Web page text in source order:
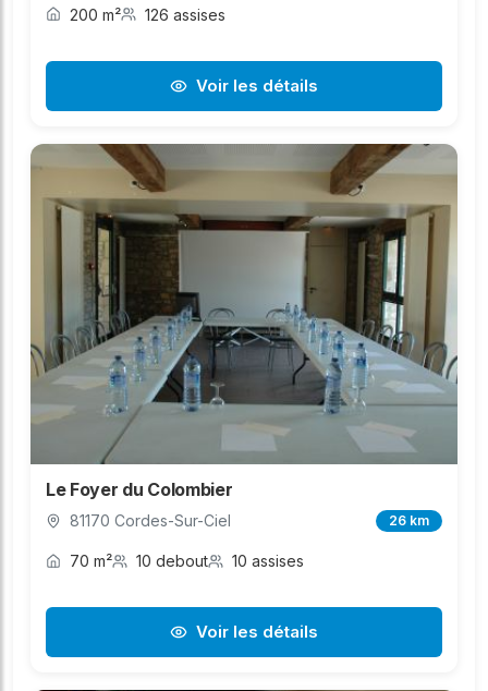
200 m² 126 assises
Voir les détails
Le Foyer du Colombier
81170 Cordes-Sur-Ciel 26 km
70 m² 10 debout 10 assises
Voir les détails